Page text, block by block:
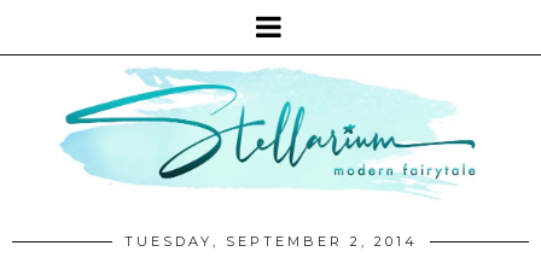
TUESDAY, SEPTEMBER 2, 2014